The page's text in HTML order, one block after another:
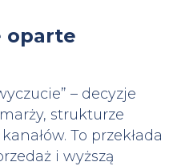
oparte
– decyzje
strukturze
To przekłada
i wyższą